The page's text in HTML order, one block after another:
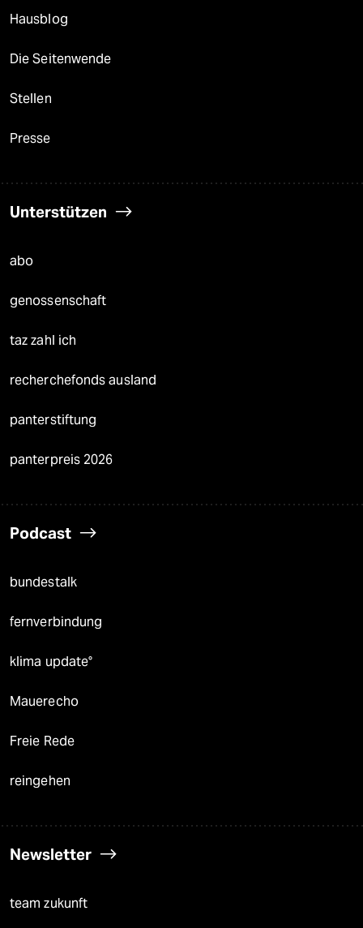
Hausblog
Die Seitenwende
Stellen
Presse
Unterstützen
abo
genossenschaft
taz zahl ich
recherchefonds ausland
panterstiftung
panterpreis 2026
Podcast
bundestalk
fernverbindung
klima update°
Mauerecho
Freie Rede
reingehen
Newsletter
team zukunft